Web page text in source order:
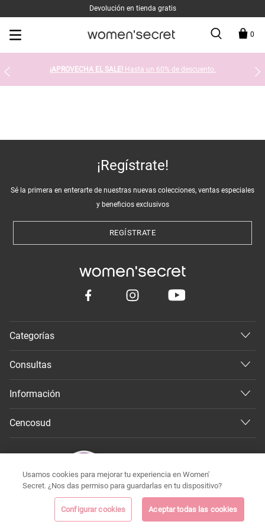
Devolución en tienda gratis
0
¡APROVECHA EL SALE! Hasta un 60% de descuento.
¡Regístrate!
Sé la primera en enterarte de nuestras nuevas colecciones, ventas especiales
y beneficios exclusivos
REGÍSTRATE
Categorías
Consultas
Información
Cencosud
Todos los derechos reservados 2026 ©
Usamos cookies para mejorar tu experiencia en Women'
Secret. ¿Nos das permiso para guardarlas en tu dispositivo?
Configurar cookies Aceptar todas las cookies